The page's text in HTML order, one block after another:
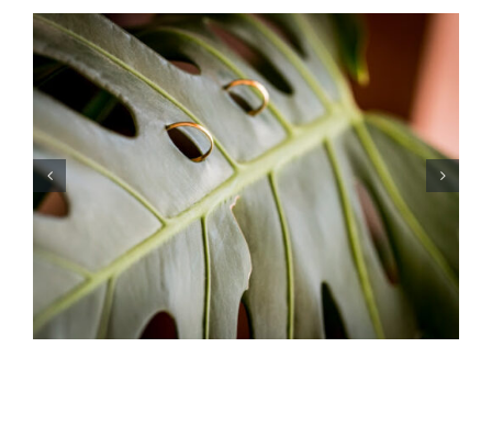
Boda de verano: 5
consejos para novias